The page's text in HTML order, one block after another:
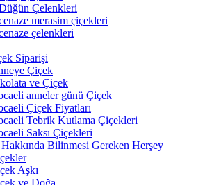
Çelenkleri
merasim çiçekleri
çelenkleri
Siparişi
Çiçek
ve Çiçek
anneler günü Çiçek
Çiçek Fiyatları
Tebrik Kutlama Çiçekleri
Saksı Çiçekleri
Bilinmesi Gereken Herşey
Aşkı
ve Doğa